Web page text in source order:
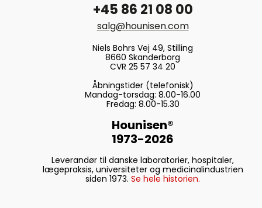
+45 86 21 08 00
salg@hounisen.com
Niels Bohrs Vej 49, Stilling
8660 Skanderborg
CVR 25 57 34 20
Åbningstider (telefonisk)
Mandag-torsdag: 8.00-16.00
Fredag: 8.00-15.30
Hounisen®
1973-2026
Leverandør til danske laboratorier, hospitaler,
lægepraksis, universiteter og medicinalindustrien
siden 1973. Se hele historien.